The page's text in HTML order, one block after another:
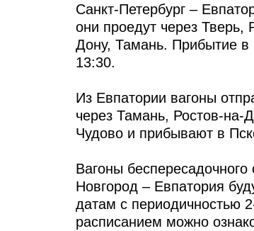
Санкт-Петербург –
они проедут через Тверь,
Дону, Тамань. Прибытие в
13:30.
Из Евпатории вагоны
через Тамань, Ростов-на-
Чудово и прибывают в
Вагоны
Новгород – Евпатория
датам с периодичностью
расписанием можно